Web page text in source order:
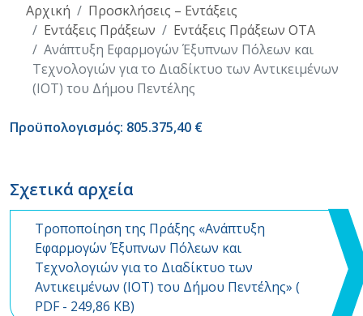
Αρχική
Προσκλήσεις – Εντάξεις
Εντάξεις Πράξεων
Εντάξεις Πράξεων ΟΤΑ
Ανάπτυξη Εφαρμογών Έξυπνων Πόλεων και
Τεχνολογιών για το Διαδίκτυο των Αντικειμένων
(ΙΟΤ) του Δήμου Πεντέλης
Προϋπολογισμός: 805.375,40 €
Σχετικά αρχεία
Τροποποίηση της Πράξης «Ανάπτυξη
Εφαρμογών Έξυπνων Πόλεων και
Τεχνολογιών για το Διαδίκτυο των
Αντικειμένων (ΙΟΤ) του Δήμου Πεντέλης» (
PDF- 249,86 KB)